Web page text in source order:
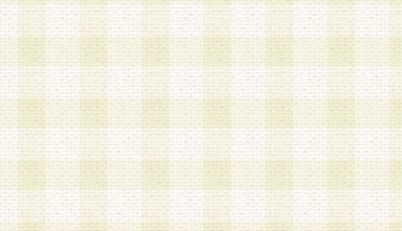
貸与、名義変更、売買その他形態を問わず第三者
ならないものとします。
4.当社は、会員によるログインIDおよびパスワー
盗用など第三者の利用に伴う損害の発生について
き事由の有無、その他原因の如何を問わず、一切
のとします。
第5条 会員の登録情報
1.当社は、会員の登録情報に含まれる氏名・住所
アドレス等会員個人を識別できる情報を当社が別